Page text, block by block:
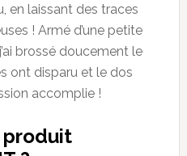
en laissant des traces
! Armé d’une petite
brossé doucement le
ont disparu et le dos
accomplie !
produit